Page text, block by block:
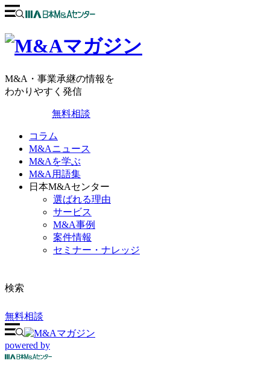
M&A・事業承継の情報を
わかりやすく発信
無料相談
コラム
M&Aニュース
M&Aを学ぶ
M&A用語集
日本M&Aセンター
選ばれる理由
サービス
M&A事例
案件情報
セミナー・ナレッジ
検索
無料相談
powered by